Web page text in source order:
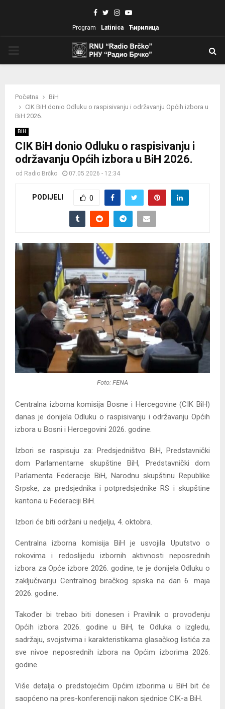
Facebook
TwitterInstagram
Youtube
Program Latinica Ћирилица
Početna
BiH
CIK BiH donio Odluku o raspisivanju i održavanju Općih izbora u
BiH 2026.
BiH
CIK BiH donio Odluku o raspisivanju i
održavanju Općih izbora u BiH 2026.
od Radio Brčko 07.05.2026 - 12:34
PODIJELI 0
Foto: FENA
Centralna izborna komisija Bosne i Hercegovine (CIK BiH)
danas je donijela Odluku o raspisivanju i održavanju Općih
izbora u Bosni i Hercegovini 2026. godine.
Izbori se raspisuju za: Predsjedništvo BiH, Predstavnički
dom Parlamentarne skupštine BiH, Predstavnički dom
Parlamenta Federacije BiH, Narodnu skupštinu Republike
Srpske, za predsjednika i potpredsjednike RS i skupštine
kantona u Federaciji BiH.
Izbori će biti održani u nedjelju, 4. oktobra.
Centralna izborna komisija BiH je usvojila Uputstvo o
rokovima i redoslijedu izbornih aktivnosti neposrednih
izbora za Opće izbore 2026. godine, te je donijela Odluku o
zaključivanju Centralnog biračkog spiska na dan 6. maja
2026. godine.
Također bi trebao biti donesen i Pravilnik o provođenju
Općih izbora 2026. godine u BiH, te Odluka o izgledu,
sadržaju, svojstvima i karakteristikama glasačkog listića za
sve nivoe neposrednih izbora na Općim izborima 2026.
godine.
Više detalja o predstojećim Općim izborima u BiH bit će
saopćeno na pres-konferenciji nakon sjednice CIK-a BiH.